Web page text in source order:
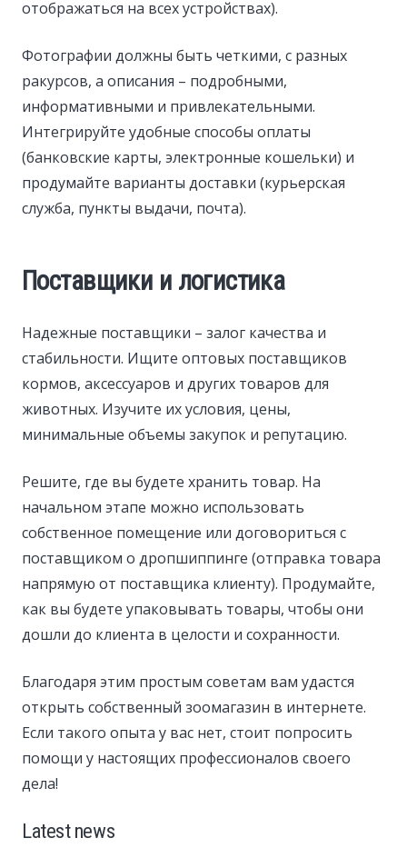
отображаться на всех устройствах).
Фотографии должны быть четкими, с разных
ракурсов, а описания – подробными,
информативными и привлекательными.
Интегрируйте удобные способы оплаты
(банковские карты, электронные кошельки) и
продумайте варианты доставки (курьерская
служба, пункты выдачи, почта).
Поставщики и логистика
Надежные поставщики – залог качества и
стабильности. Ищите оптовых поставщиков
кормов, аксессуаров и других товаров для
животных. Изучите их условия, цены,
минимальные объемы закупок и репутацию.
Решите, где вы будете хранить товар. На
начальном этапе можно использовать
собственное помещение или договориться с
поставщиком о дропшиппинге (отправка товара
напрямую от поставщика клиенту). Продумайте,
как вы будете упаковывать товары, чтобы они
дошли до клиента в целости и сохранности.
Благодаря этим простым советам вам удастся
открыть собственный зоомагазин в интернете.
Если такого опыта у вас нет, стоит попросить
помощи у настоящих профессионалов своего
дела!
Latest news